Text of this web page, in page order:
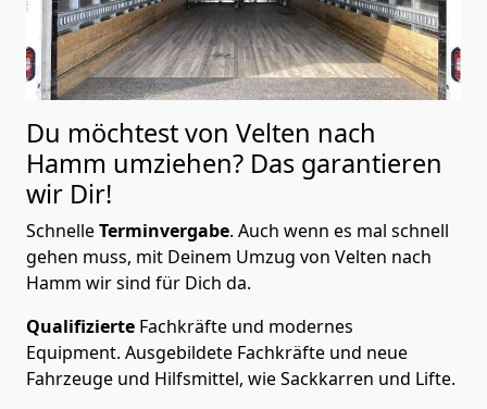
Du möchtest von Velten nach
Hamm umziehen? Das garantieren
wir Dir!
SchnelleTerminvergabe. Auch wenn es mal schnell
gehen muss, mit Deinem Umzug von Velten nach
Hamm wir sind für Dich da.
Qualifizierte Fachkräfte und modernes
Equipment. Ausgebildete Fachkräfte und neue
Fahrzeuge und Hilfsmittel, wie Sackkarren und Lifte.